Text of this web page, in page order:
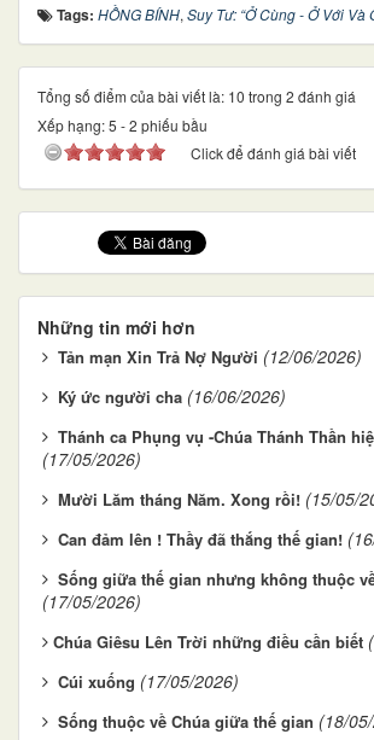
Tags: HỒNG BÍNH, Suy Tư: “Ở Cùng - Ở Với Và
Tổng số điểm của bài viết là: 10 trong 2 đánh giá
Xếp hạng:5 -2 phiếu bầu
Click để đánh giá bài viết
Những tin mới hơn
Tản mạn Xin Trả Nợ Người (12/06/2026)
Ký ức người cha (16/06/2026)
Thánh ca Phụng vụ -Chúa Thánh Thần
(17/05/2026)
Mười Lăm tháng Năm. Xong rồi! (15/05/
Can đảm lên ! Thầy đã thắng thế gian!
Sống giữa thế gian nhưng không thuộc
(17/05/2026)
​​​​​​​Chúa Giêsu Lên Trời những điều cần biết
Cúi xuống (17/05/2026)
Sống thuộc về Chúa giữa thế gian (18/